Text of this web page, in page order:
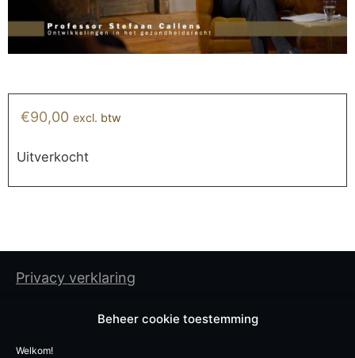
Beheer cookie toestemming
Welkom!
€90,00 excl. btw
Uitverkocht
Privacy verklaring
Algemene gebruiksvoorwaarden